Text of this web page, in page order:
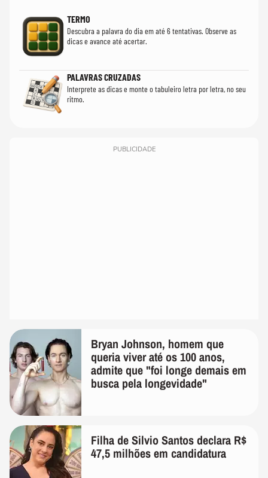
TERMO
Descubra a palavra do dia em até 6 tentativas. Observe as
dicas e avance até acertar.
PALAVRAS CRUZADAS
Interprete as dicas e monte o tabuleiro letra por letra, no seu
ritmo.
PUBLICIDADE
Bryan Johnson, homem que
queria viver até os 100 anos,
admite que "foi longe demais em
busca pela longevidade"
Filha de Silvio Santos declara R$
47,5 milhões em candidatura